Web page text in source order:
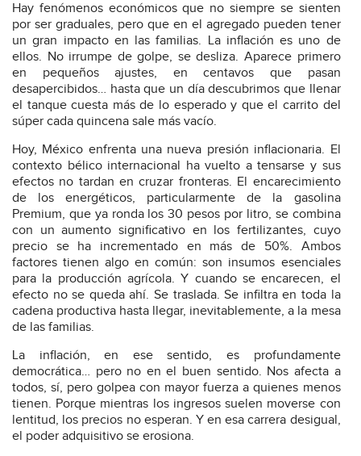
Hay fenómenos económicos que no siempre se sienten
por ser graduales, pero que en el agregado pueden tener
un gran impacto en las familias. La inflación es uno de
ellos. No irrumpe de golpe, se desliza. Aparece primero
en pequeños ajustes, en centavos que pasan
desapercibidos… hasta que un día descubrimos que llenar
el tanque cuesta más de lo esperado y que el carrito del
súper cada quincena sale más vacío.
Hoy, México enfrenta una nueva presión inflacionaria. El
contexto bélico internacional ha vuelto a tensarse y sus
efectos no tardan en cruzar fronteras. El encarecimiento
de los energéticos, particularmente de la gasolina
Premium, que ya ronda los 30 pesos por litro, se combina
con un aumento significativo en los fertilizantes, cuyo
precio se ha incrementado en más de 50%. Ambos
factores tienen algo en común: son insumos esenciales
para la producción agrícola. Y cuando se encarecen, el
efecto no se queda ahí. Se traslada. Se infiltra en toda la
cadena productiva hasta llegar, inevitablemente, a la mesa
de las familias.
La inflación, en ese sentido, es profundamente
democrática… pero no en el buen sentido. Nos afecta a
todos, sí, pero golpea con mayor fuerza a quienes menos
tienen. Porque mientras los ingresos suelen moverse con
lentitud, los precios no esperan. Y en esa carrera desigual,
el poder adquisitivo se erosiona.